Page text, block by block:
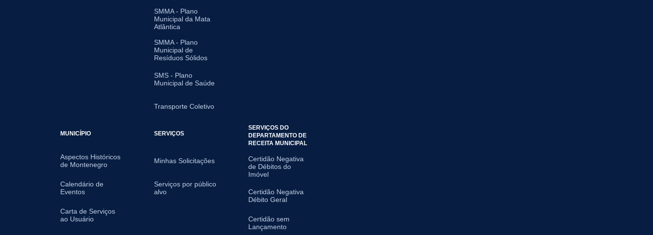
SMMA - Plano
Municipal da Mata
Atlântica
SMMA - Plano
Municipal de
Resíduos Sólidos
SMS - Plano
Municipal de Saúde
Transporte Coletivo
MUNICÍPIO
Aspectos Históricos
de Montenegro
Calendário de
Eventos
Carta de Serviços
ao Usuário
SERVIÇOS
Minhas Solicitações
Serviços por público
alvo
SERVIÇOS DO
DEPARTAMENTO DE
RECEITA MUNICIPAL
Certidão Negativa
de Débitos do
Imóvel
Certidão Negativa
Débito Geral
Certidão sem
Lançamento